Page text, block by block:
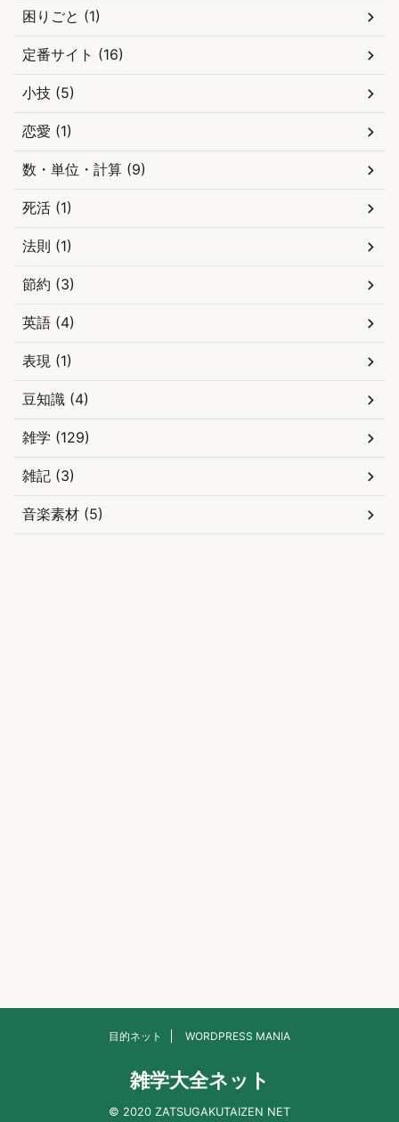
困りごと (1)
定番サイト (16)
小技 (5)
恋愛 (1)
数・単位・計算 (9)
死活 (1)
法則 (1)
節約 (3)
英語 (4)
表現 (1)
豆知識 (4)
雑学 (129)
雑記 (3)
音楽素材 (5)
目的ネット WORDPRESS MANIA
雑学大全ネット
© 2020 ZATSUGAKUTAIZEN NET